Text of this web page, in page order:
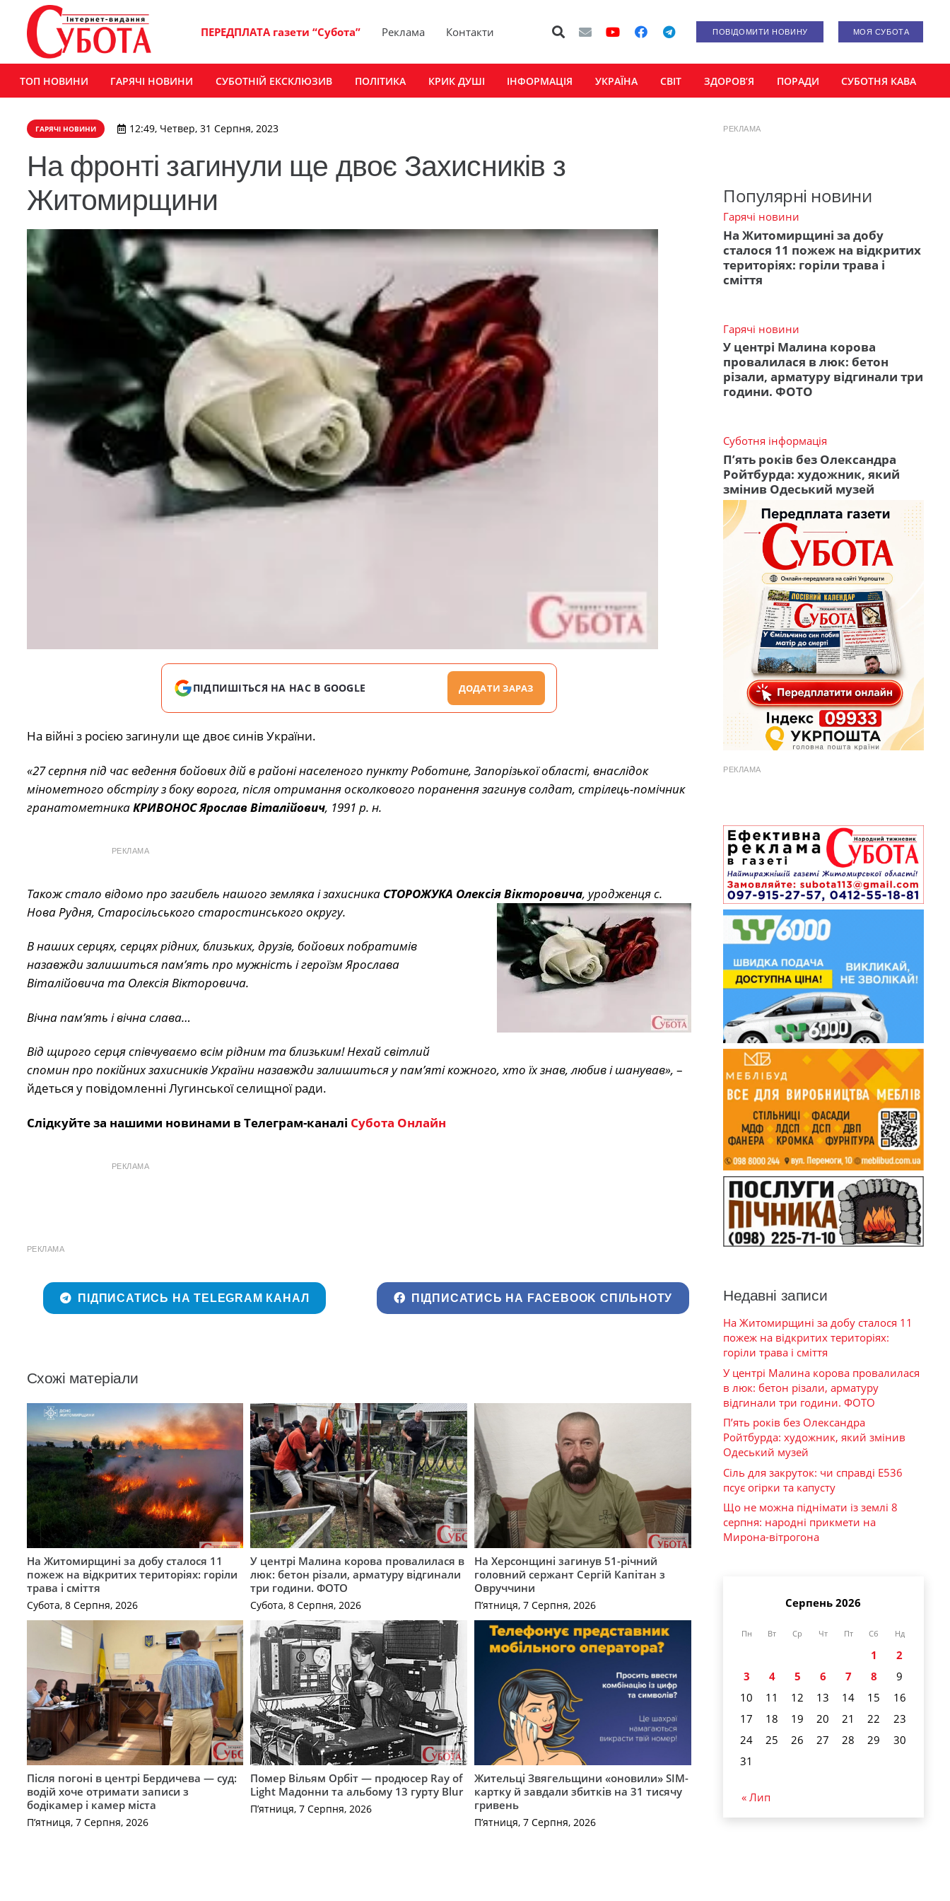
ПЕРЕДПЛАТА газети “Субота” Реклама Контакти ПОВІДОМИТИ НОВИНУ МОЯ СУБОТА
ТОП НОВИНИ ГАРЯЧІ НОВИНИ СУБОТНІЙ ЕКСКЛЮЗИВ ПОЛІТИКА КРИК ДУШІ ІНФОРМАЦІЯ УКРАЇНА СВІТ ЗДОРОВ’Я ПОРАДИ СУБОТНЯ КАВА
ГАРЯЧІ НОВИНИ 12:49, Четвер, 31 Серпня, 2023
На фронті загинули ще двоє Захисників з
Житомирщини
ПІДПИШІТЬСЯ НА НАС В GOOGLE ДОДАТИ ЗАРАЗ
На війні з росією загинули ще двоє синів України.
«27 серпня під час ведення бойових дій в районі населеного пункту Роботине, Запорізької області, внаслідок
мінометного обстрілу з боку ворога, після отримання осколкового поранення загинув солдат, стрілець-помічник
гранатометникаКРИВОНОС Ярослав Віталійович, 1991 р. н.
РЕКЛАМА
Також стало відомо про загибель нашого земляка і захисника СТОРОЖУКА Олексія Вікторовича, уродженця с.
Нова Рудня, Старосільського старостинського округу.
В наших серцях, серцях рідних, близьких, друзів, бойових побратимів
назавжди залишиться пам’ять про мужність і героїзм Ярослава
Віталійовича та Олексія Вікторовича.
Вічна пам’ять і вічна слава…
Від щирого серця співчуваємо всім рідним та близьким! Нехай світлий
спомин про покійних захисників України назавжди залишиться у пам’яті кожного, хто їх знав, любив і шанував», –
йдеться у повідомленні Лугинської селищної ради.
Слідкуйте за нашими новинами в Телеграм-каналі Субота Онлайн
РЕКЛАМА
РЕКЛАМА
ПІДПИСАТИСЬ НА TELEGRAM КАНАЛ ПІДПИСАТИСЬ НА FACEBOOK СПІЛЬНОТУ
Схожі матеріали
На Житомирщині за добу сталося 11
пожеж на відкритих територіях: горіли
трава і сміття
Субота, 8 Серпня, 2026
У центрі Малина корова провалилася в
люк: бетон різали, арматуру відгинали
три години. ФОТО
Субота, 8 Серпня, 2026
На Херсонщині загинув 51-річний
головний сержант Сергій Капітан з
Овруччини
П’ятниця, 7 Серпня, 2026
Після погоні в центрі Бердичева — суд:
водій хоче отримати записи з
бодікамер і камер міста
П’ятниця, 7 Серпня, 2026
Помер Вільям Орбіт — продюсер Ray of
Light Мадонни та альбому 13 гурту Blur
П’ятниця, 7 Серпня, 2026
Жительці Звягельщини «оновили» SIM-
картку й завдали збитків на 31 тисячу
гривень
П’ятниця, 7 Серпня, 2026
РЕКЛАМА
Популярні новини
Гарячі новини
На Житомирщині за добу
сталося 11 пожеж на відкритих
територіях: горіли трава і
сміття
Гарячі новини
У центрі Малина корова
провалилася в люк: бетон
різали, арматуру відгинали три
години. ФОТО
Суботня інформація
П’ять років без Олександра
Ройтбурда: художник, який
змінив Одеський музей
РЕКЛАМА
Недавні записи
На Житомирщині за добу сталося 11
пожеж на відкритих територіях:
горіли трава і сміття
У центрі Малина корова провалилася
в люк: бетон різали, арматуру
відгинали три години. ФОТО
П’ять років без Олександра
Ройтбурда: художник, який змінив
Одеський музей
Сіль для закруток: чи справді Е536
псує огірки та капусту
Що не можна піднімати із землі 8
серпня: народні прикмети на
Мирона-вітрогона
Серпень 2026
Пн Вт Ср Чт Пт Сб Нд
1
2
3
4 5 6 7 8
9
10
11 12 13 14 15
16
17
18 19 20 21 22
23
24
25 26 27 28 29
30
31
« Лип